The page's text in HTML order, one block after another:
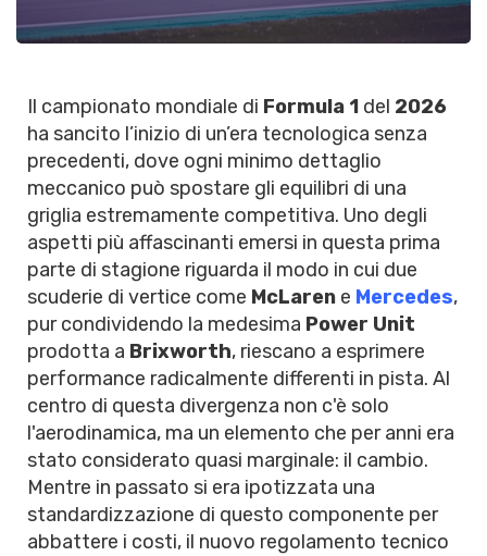
Il campionato mondiale di Formula 1 del 2026
ha sancito l’inizio di un’era tecnologica senza
precedenti, dove ogni minimo dettaglio
meccanico può spostare gli equilibri di una
griglia estremamente competitiva. Uno degli
aspetti più affascinanti emersi in questa prima
parte di stagione riguarda il modo in cui due
scuderie di vertice come McLaren e Mercedes,
pur condividendo la medesima Power Unit
prodotta a Brixworth, riescano a esprimere
performance radicalmente differenti in pista. Al
centro di questa divergenza non c'è solo
l'aerodinamica, ma un elemento che per anni era
stato considerato quasi marginale: il cambio.
Mentre in passato si era ipotizzata una
standardizzazione di questo componente per
abbattere i costi, il nuovo regolamento tecnico